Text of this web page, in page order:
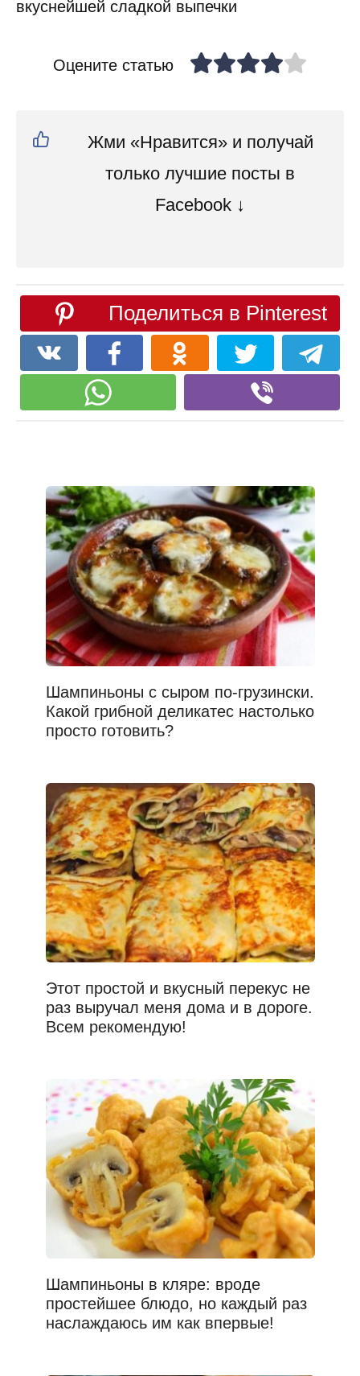
Оцените статью
Жми «Нравится» и получай
только лучшие посты в
Facebook ↓
Поделиться в Pinterest
Шампиньоны с сыром по-грузински.
Какой грибной деликатес настолько
просто готовить?
Этот простой и вкусный перекус не
раз выручал меня дома и в дороге.
Всем рекомендую!
Шампиньоны в кляре: вроде
простейшее блюдо, но каждый раз
наслаждаюсь им как впервые!